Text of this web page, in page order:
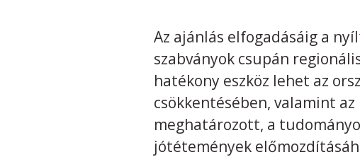
Az ajánlás elfogadásáig a
szabványok csupán
hatékony eszköz lehet az
csökkentésében, valamint az
meghatározott, a
jótétemények